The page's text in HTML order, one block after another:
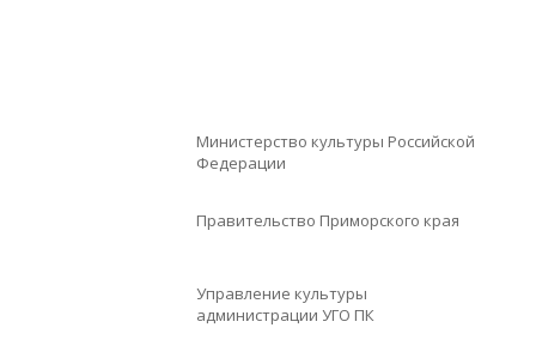
Министерство культуры Российской
Федерации
Правительство Приморского края
Управление культуры
администрации УГО ПК